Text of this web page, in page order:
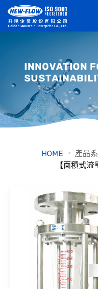
最新
知
檔案
聯絡
INNOVATION
HOME 產品
【面積式流